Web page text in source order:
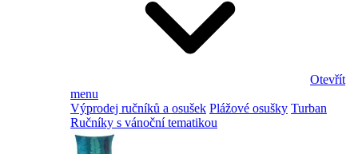
Otevřít
menu
Výprodej ručníků a osušek Plážové osušky Turban
Ručníky s vánoční tematikou